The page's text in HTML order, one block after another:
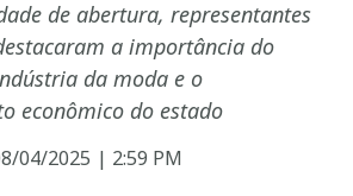
de abertura, representantes
a importância do
da moda e o
econômico do estado
04/2025 | 2:59 PM